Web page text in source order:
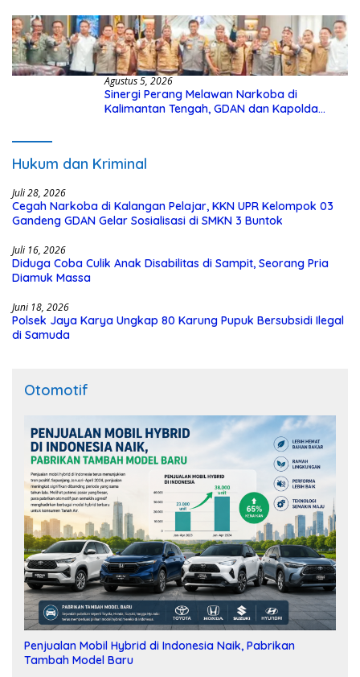
Agustus 5, 2026
Sinergi Perang Melawan Narkoba di
Kalimantan Tengah, GDAN dan Kapolda
Hukum dan Kriminal
Juli 28, 2026
Cegah Narkoba di Kalangan Pelajar, KKN UPR Kelompok 03
Gandeng GDAN Gelar Sosialisasi di SMKN 3 Buntok
Juli 16, 2026
Diduga Coba Culik Anak Disabilitas di Sampit, Seorang Pria
Diamuk Massa
Juni 18, 2026
Polsek Jaya Karya Ungkap 80 Karung Pupuk Bersubsidi Ilegal
di Samuda
Otomotif
Penjualan Mobil Hybrid di Indonesia Naik, Pabrikan
Tambah Model Baru